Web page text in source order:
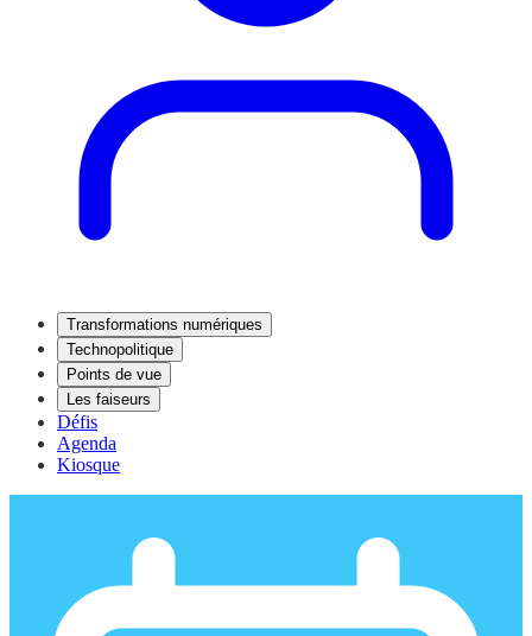
Transformations numériques
Technopolitique
Points de vue
Les faiseurs
Défis
Agenda
Kiosque